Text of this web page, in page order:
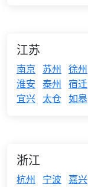
江苏
南京 苏州 徐州
淮安 泰州 宿迁
宜兴 太仓 如皋
浙江
杭州 宁波 嘉兴